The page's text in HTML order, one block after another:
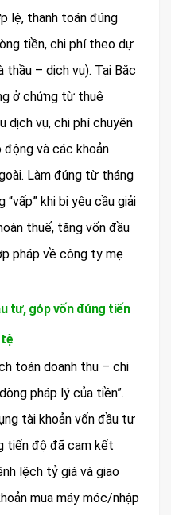
lệ, thanh toán đúng
tiền, chi phí theo dự
thầu – dịch vụ). Tại Bắc
ở chứng từ thuê
dịch vụ, chi phí chuyên
và các khoản
Làm đúng từ tháng
“vấp” khi bị yêu cầu giải
thuế, tăng vốn đầu
pháp về công ty mẹ
tư, góp vốn đúng tiến
toán doanh thu – chi
pháp lý của tiền”.
tài khoản vốn đầu tư
tiến độ đã cam kết
lệch tỷ giá và giao
mua máy móc/nhập